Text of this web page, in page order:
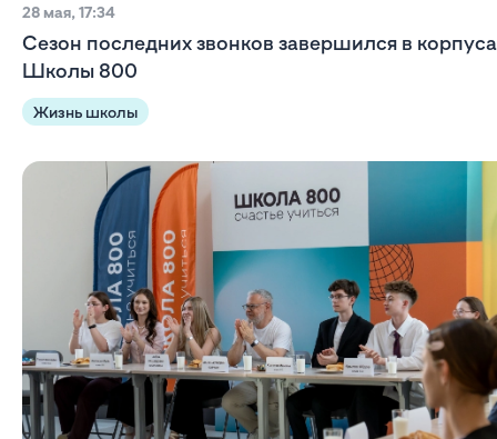
28 мая, 17:34
Сезон последних звонков завершился в
Школы 800
Жизнь школы